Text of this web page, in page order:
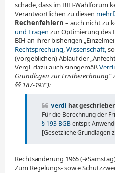
schade, dass im BIH-Wahlforum
Verantwortlichen zu diesen
Rechenfehlern – auch nicht zu
und Fragen zur Optimierung des
BIH an ihrer bisherigen
Rechtsprechung,Wissenschaft,
(vorgeblichen) Ablauf der
Vergl. dazu auch sinngemäßVerdi
Grundlagen zur Fristberechnung“
§§ 187-193“):
Verdi hat
Für die Berechnung der
§ 193 BGBentspr.
[Gesetzliche Grundlagen
Rechtsänderung 1965 (➔Samstag)
Zum Regelungs- sowie